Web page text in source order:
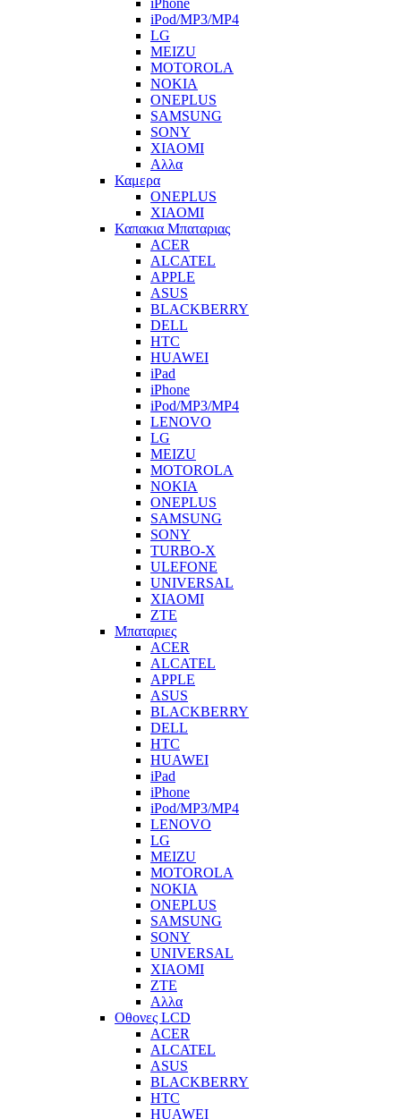
iPod/MP3/MP4
LG
MEIZU
MOTOROLA
NOKIA
ONEPLUS
SAMSUNG
SONY
XIAOMI
Αλλα
Καμερα
ONEPLUS
XIAOMI
Καπακια Μπαταριας
ACER
ALCATEL
APPLE
ASUS
BLACKBERRY
DELL
HTC
HUAWEI
iPad
iPhone
iPod/MP3/MP4
LENOVO
LG
MEIZU
MOTOROLA
NOKIA
ONEPLUS
SAMSUNG
SONY
TURBO-X
ULEFONE
UNIVERSAL
XIAOMI
ZTE
Μπαταριες
ACER
ALCATEL
APPLE
ASUS
BLACKBERRY
DELL
HTC
HUAWEI
iPad
iPhone
iPod/MP3/MP4
LENOVO
LG
MEIZU
MOTOROLA
NOKIA
ONEPLUS
SAMSUNG
SONY
UNIVERSAL
XIAOMI
ZTE
Αλλα
Οθονες LCD
ACER
ALCATEL
ASUS
BLACKBERRY
HTC
HUAWEI